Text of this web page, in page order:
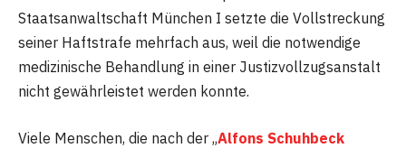
Staatsanwaltschaft München I setzte die Vollstreckung
seiner Haftstrafe mehrfach aus, weil die notwendige
medizinische Behandlung in einer Justizvollzugsanstalt
nicht gewährleistet werden konnte.
Viele Menschen, die nach der „Alfons Schuhbeck